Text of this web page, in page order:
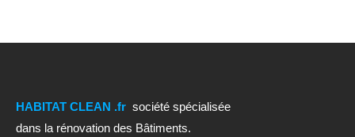
HABITAT CLEAN .fr société spécialisée
dans la rénovation des Bâtiments.